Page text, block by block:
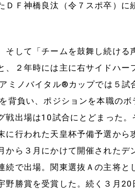
ＤＦ神橋良汰（令７スポ卒）に
して「チームを鼓舞し続ける
２年時には主に右サイドハー
ミノバイタル®︎カップでは５試
背負い、ポジションを本職のボ
戦出場は10試合にとどまった。
に行われた天皇杯予備予選から
から３月にかけて開催されたデ
続で出場。関東選抜Ａの主将と
野勝賞を受賞した。続く３月20